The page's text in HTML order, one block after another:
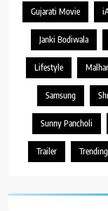
Gujarati Movie
Janki Bodiwala
Lifestyle
Samsung
Sunny Pancholi
Trailer Trending